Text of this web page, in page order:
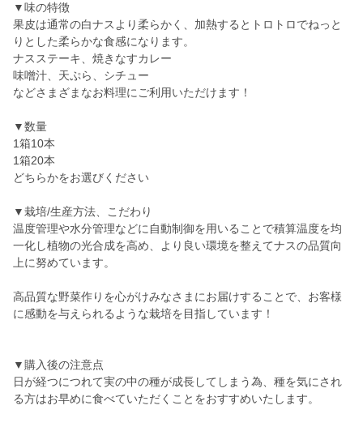
▼味の特徴
果皮は通常の白ナスより柔らかく、加熱するとトロトロでねっと
りとした柔らかな食感になります。
ナスステーキ、焼きなすカレー
味噌汁、天ぷら、シチュー
などさまざまなお料理にご利用いただけます！
▼数量
1箱10本
1箱20本
どちらかをお選びください
▼栽培/生産方法、こだわり
温度管理や水分管理などに自動制御を用いることで積算温度を均
一化し植物の光合成を高め、より良い環境を整えてナスの品質向
上に努めています。
高品質な野菜作りを心がけみなさまにお届けすることで、お客様
に感動を与えられるような栽培を目指しています！
▼購入後の注意点
日が経つにつれて実の中の種が成長してしまう為、種を気にされ